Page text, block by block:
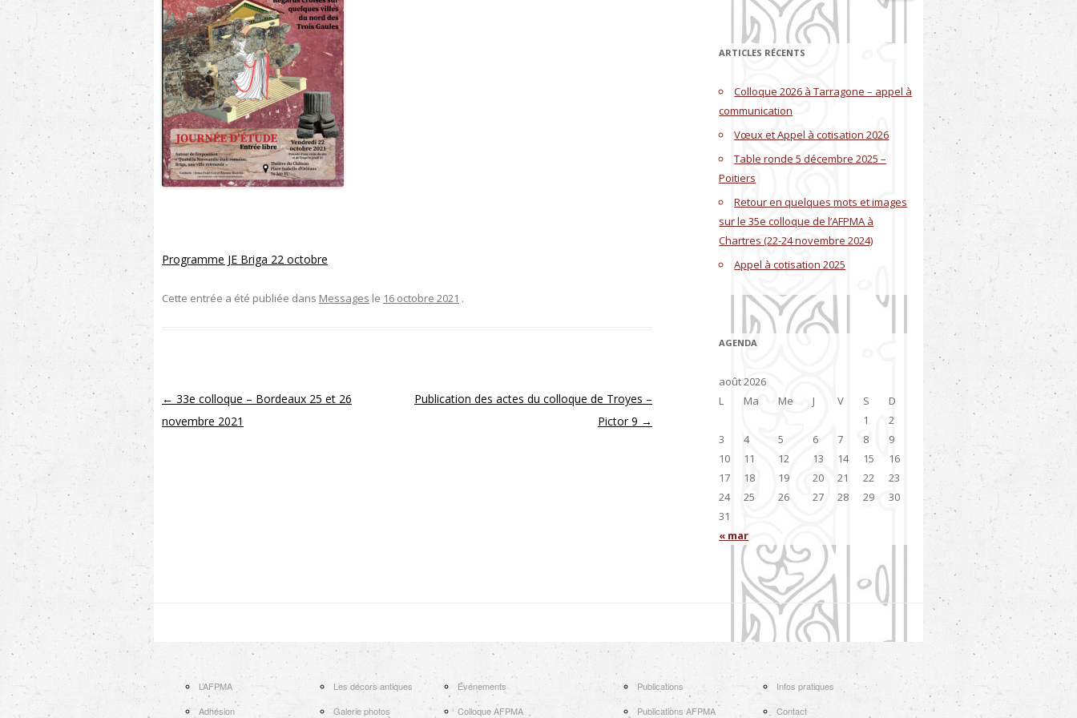
Programme JE Briga 22 octobre
Cette entrée a été publiée dans Messages le 16 octobre 2021 .
Navigation des articles
← 33e colloque – Bordeaux 25 et 26
novembre 2021
Publication des actes du colloque de Troyes –
Pictor 9 →
ARTICLES RÉCENTS
Colloque 2026 à Tarragone – appel à
communication
Vœux et Appel à cotisation 2026
Table ronde 5 décembre 2025 –
Poitiers
Retour en quelques mots et images
sur le 35e colloque de l’AFPMA à
Chartres (22-24 novembre 2024)
Appel à cotisation 2025
AGENDA
août 2026
L
Ma Me J V S D
« mar
1
2
3
4 5 6 7 8
9
10
11 12 13 14 15
16
17
18 19 20 21 22
23
24
25 26 27 28 29
30
31
L’AFPMA
Adhésion
Les décors antiques
Galerie photos
Événements
Colloque AFPMA
Publications
Publications AFPMA
Infos pratiques
Contact